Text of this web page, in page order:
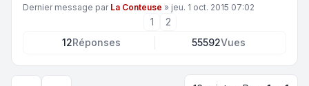
Dernier message par La Conteuse » jeu. 1 oct. 2015 07:02
1
2
12Réponses 55592Vues